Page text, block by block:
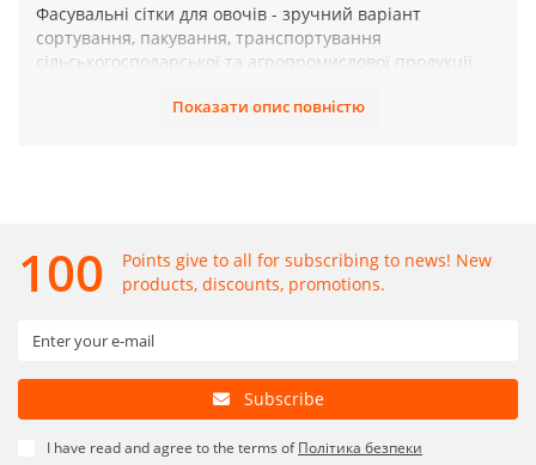
Фасувальні сітки для овочів - зручний варіант
сортування, пакування, транспортування
сільськогосподарської та агропромислової продукції.
відрізняє мінімальна вага і вільний доступ повітря, що
Інтернет-магазин 4Pack пропонує сітчасту тару на 5-40
кг в розмірах 21х31, 25х39, 30х47, 40х60, 40х63, 42х63,
Серед асортименту магазина в наявності українські,
китайські та індійські вироби:
з зав'язки і зручними ручками для перенесення
малої і середньої вантажопідйомності -
Показати опис повністю
100
Points give to all for subscribing to news! New
products, discounts, promotions.
Subscribe
I have read and agree to the terms ofПолітика безпеки